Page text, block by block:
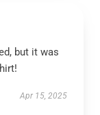
but it was
Apr 15, 2025